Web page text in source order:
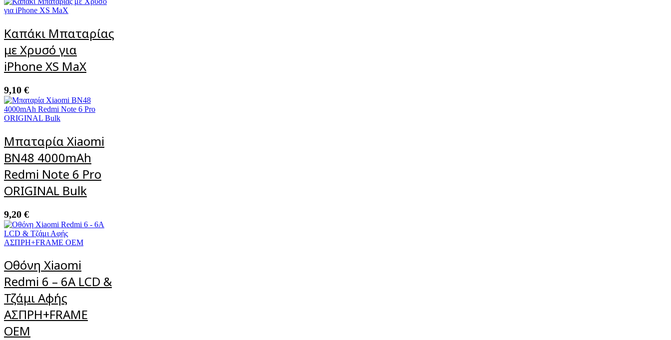
Καπάκι Μπαταρίας
με Χρυσό για
iPhone XS MaX
9,10 €
Μπαταρία Xiaomi
BN48 4000mAh
Redmi Note 6 Pro
ORIGINAL Bulk
9,20 €
Οθόνη Xiaomi
Redmi 6 – 6A LCD &
Τζάμι Αφής
ΑΣΠΡΗ+FRAME
OEM